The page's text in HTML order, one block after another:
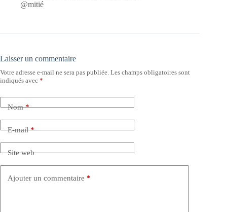
@mitié
Laisser un commentaire
Votre adresse e-mail ne sera pas publiée. Les champs obligatoires sont
indiqués avec *
Nom*
E-mail*
Site web
Ajouter un commentaire *